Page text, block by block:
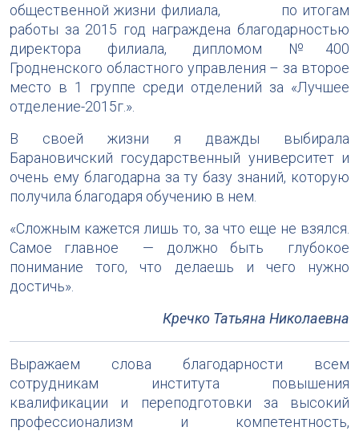
общественной жизни филиала, по итогам
работы за 2015 год награждена благодарностью
директора филиала, дипломом №400
Гродненского областного управления – за второе
место в 1 группе среди отделений за «Лучшее
отделение-2015г.».
В своей жизни я дважды выбирала
Барановичский государственный университет и
очень ему благодарна за ту базу знаний, которую
получила благодаря обучению в нем.
«Сложным кажется лишь то, за что еще не взялся.
Самое главное — должно быть глубокое
понимание того, что делаешь и чего нужно
достичь».
Кречко Татьяна Николаевна
Выражаем слова благодарности всем
сотрудникам института повышения
квалификации и переподготовки за высокий
профессионализм и компетентность,